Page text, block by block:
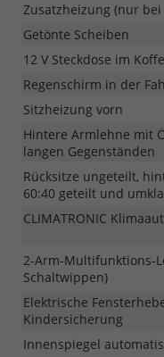
Zusatzheizung (nur
Getönte Scheiben
12 V Steckdose im
Regenschirm in der
Sitzheizung vorn
Hintere Armlehne mit
langen Gegenständen
Rücksitze ungeteilt,
60:40 geteilt und
CLIMATRONIC
2-Arm-Multifunktions-
Schaltwippen)
Elektrische
Kindersicherung
Innenspiegel